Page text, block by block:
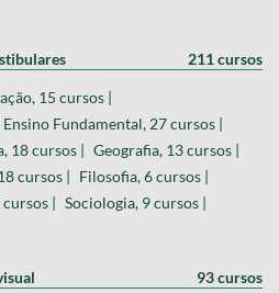
211 cursos
15 cursos |
Ensino Fundamental, 27 cursos |
18 cursos |
Geografia, 13 cursos |
cursos |
Filosofia, 6 cursos |
|
Sociologia, 9 cursos |
93 cursos